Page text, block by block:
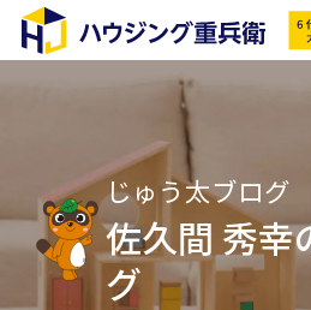
じゅう太ブログ
佐久間 秀幸
グ